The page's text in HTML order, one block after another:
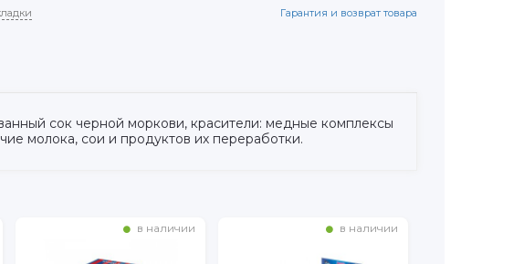
Гарантия и возврат товара
сок черной моркови, красители: медные комплексы
молока, сои и продуктов их переработки.
в наличии в наличии